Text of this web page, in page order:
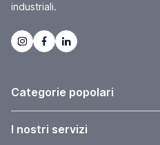
industriali.
Categorie popolari
I nostri servizi